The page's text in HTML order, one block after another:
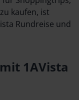
kaufen, ist
Rundreise und
1AVista